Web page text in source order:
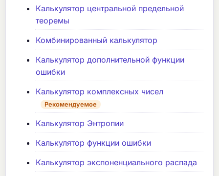
Калькулятор центральной предельной
теоремы
Комбинированный калькулятор
Калькулятор дополнительной функции
ошибки
Калькулятор комплексных чисел
Рекомендуемое
Калькулятор Энтропии
Калькулятор функции ошибки
Калькулятор экспоненциального распада